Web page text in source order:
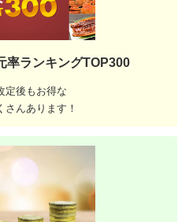
率ランキングTOP300
定後もお得な
んあります！